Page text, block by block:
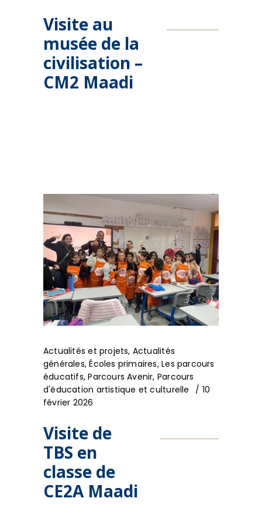
Visite au
musée de la
civilisation –
CM2 Maadi
Actualités et projets, Actualités
générales,Écoles primaires,Les parcours
éducatifs,Parcours Avenir, Parcours
d'éducation artistique et culturelle
10
février 2026
Visite de
TBS en
classe de
CE2A Maadi